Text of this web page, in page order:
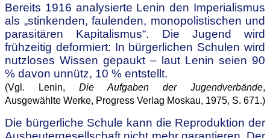
Bereits 1916 analysierte Lenin den Imperialismus
als „stinkenden, faulenden, monopolistischen und
parasitären Kapitalismus“. Die Jugend wird
frühzeitig deformiert: In bürgerlichen Schulen wird
nutzloses Wissen gepaukt – laut Lenin seien 90
% davon unnütz, 10 % entstellt.
(Vgl. Lenin, Die Aufgaben der Jugendverbände,
Ausgewählte Werke, Progress Verlag Moskau, 1975, S. 671.)
Die bürgerliche Schule kann die Reproduktion der